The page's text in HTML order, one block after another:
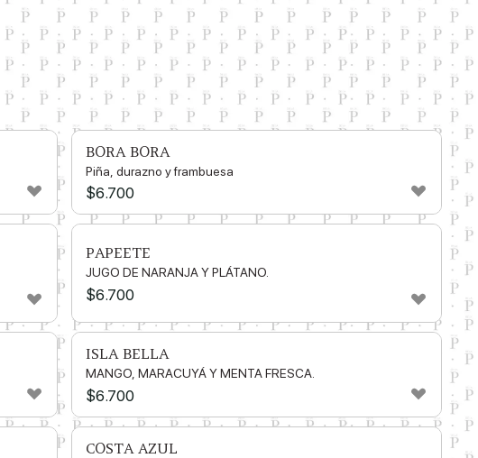
BORA BORA
Piña, durazno y frambuesa
$6.700
PAPEETE
JUGO DE NARANJA Y PLÁTANO.
$6.700
ISLA BELLA
MANGO, MARACUYÁ Y MENTA FRESCA.
$6.700
COSTA AZUL